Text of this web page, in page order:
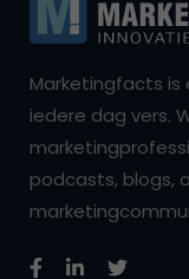
Marketingfacts is
iedere dag vers.
podcasts, blogs,